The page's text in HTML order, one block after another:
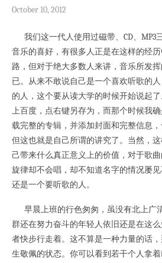
October 10, 2012
我们这一代人使用过磁带、CD、MP3
音乐的喜好，有很多人正是在这样的经
路，但对于绝大多数人来讲，音乐所发
已。从来不敢说自己是一个喜欢听歌的
的人，这个要从读大学的时候开始说起
上百度，点右键另存为，而那个时候我
载完整的专辑，并添加封面和完整信息
但这也就是自己所谓的讲究了。当然，
己带来什么真正意义上的价值，对于歌
旋律却不会唱，却不知道名字的情况屡
还是一个要听歌的人。
早晨上班的行色匆匆，虽没有北上广
群还在努力奋斗的年轻人依旧还是在这
者快步行走着。这不算是一种力量的话
生敬佩的状态。你可以看到若干个人拿